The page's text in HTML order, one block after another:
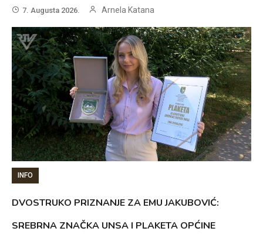
7. Augusta 2026. Arnela Katana
INFO
DVOSTRUKO PRIZNANJE ZA EMU JAKUBOVIĆ:
SREBRNA ZNAČKA UNSA I PLAKETA OPĆINE